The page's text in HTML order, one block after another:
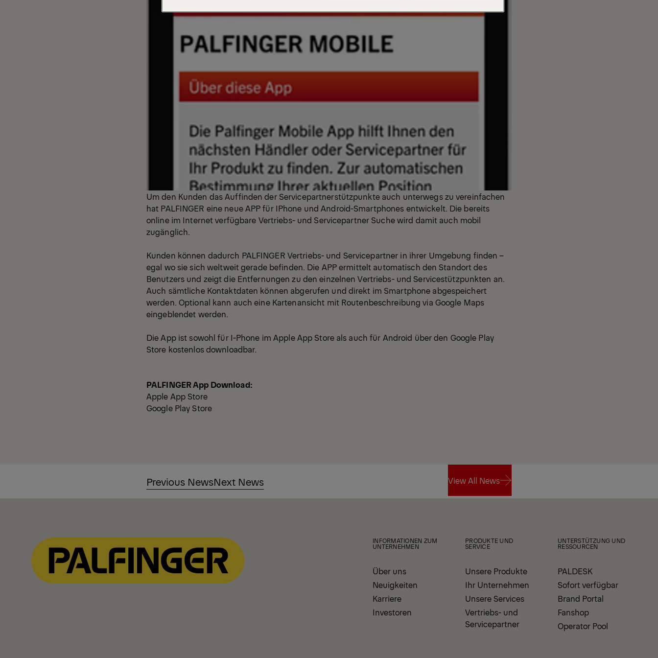
Um den Kunden das Auffinden der Servicepartnerstützpunkte auch unterwegs zu vereinfachen
hat PALFINGER eine neue APP für IPhone und Android-Smartphones entwickelt. Die bereits
online im Internet verfügbare Vertriebs- und Servicepartner Suche wird damit auch mobil
zugänglich.
Kunden können dadurch PALFINGER Vertriebs- und Servicepartner in ihrer Umgebung finden –
egal wo sie sich weltweit gerade befinden. Die APP ermittelt automatisch den Standort des
Benutzers und zeigt die Entfernungen zu den einzelnen Vertriebs- und Servicestützpunkten an.
Auch sämtliche Kontaktdaten können abgerufen und direkt im Smartphone abgespeichert
werden. Optional kann auch eine Kartenansicht mit Routenbeschreibung via Google Maps
eingeblendet werden.
Die App ist sowohl für I-Phone im Apple App Store als auch für Android über den Google Play
Store kostenlos downloadbar.
PALFINGER App Download:
Apple App Store
Google Play Store
Previous NewsNext News View All News
INFORMATIONEN ZUM
UNTERNEHMEN
Über uns
Neuigkeiten
Karriere
Investoren
PRODUKTE UND
SERVICE
Unsere Produkte
Ihr Unternehmen
Unsere Services
Vertriebs- und
Servicepartner
UNTERSTÜTZUNG UND
RESSOURCEN
PALDESK
Sofort verfügbar
Brand Portal
Fanshop
Operator Pool